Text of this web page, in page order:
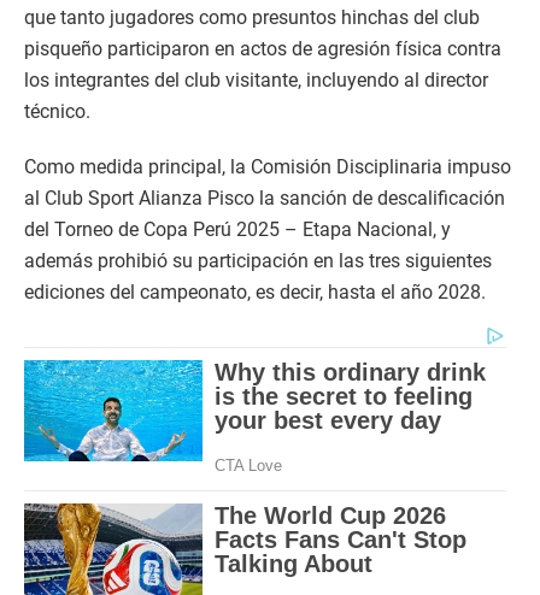
que tanto jugadores como presuntos hinchas del club
pisqueño participaron en actos de agresión física contra
los integrantes del club visitante, incluyendo al director
técnico.
Como medida principal, la Comisión Disciplinaria impuso
al Club Sport Alianza Pisco la sanción de descalificación
del Torneo de Copa Perú 2025 – Etapa Nacional, y
además prohibió su participación en las tres siguientes
ediciones del campeonato, es decir, hasta el año 2028.